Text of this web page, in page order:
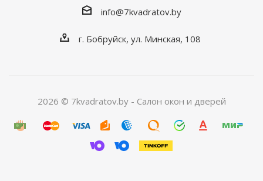
info@7kvadratov.by
г. Бобруйск, ул. Минская, 108
2026 © 7kvadratov.by - Салон окон и дверей